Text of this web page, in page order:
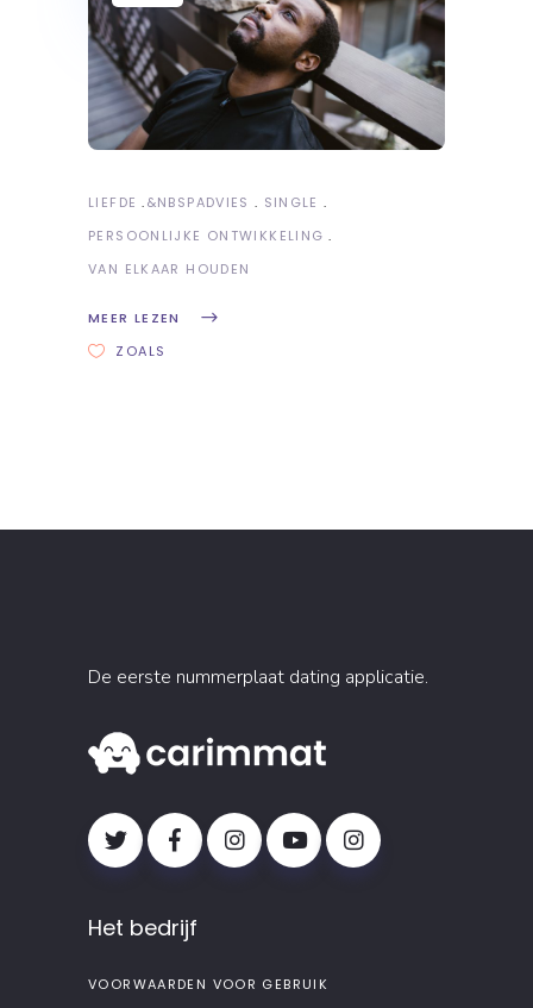
LIEFDE &NBSPADVIES
SINGLE
PERSOONLIJKE ONTWIKKELING
VAN ELKAAR HOUDEN
MEER LEZEN
ZOALS
De eerste nummerplaat dating applicatie.
Het bedrijf
VOORWAARDEN VOOR GEBRUIK